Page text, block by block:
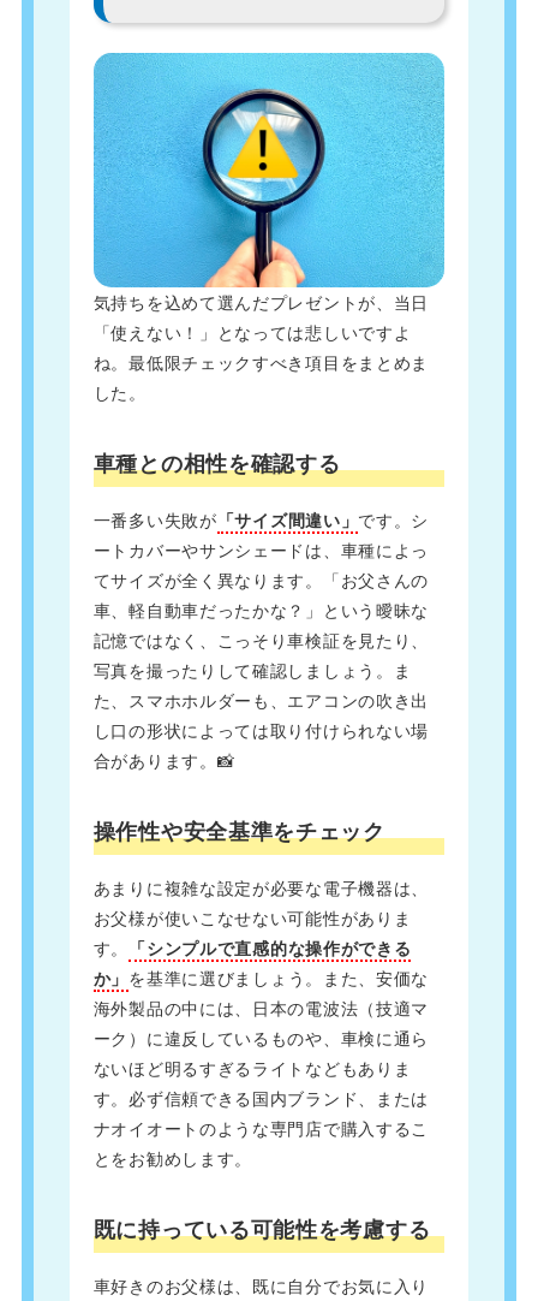
気持ちを込めて選んだプレゼントが、当日
「使えない！」となっては悲しいですよ
ね。最低限チェックすべき項目をまとめま
した。
車種との相性を確認する
一番多い失敗が 「サイズ間違い」 です。シ
ートカバーやサンシェードは、車種によっ
てサイズが全く異なります。「お父さんの
車、軽自動車だったかな？」という曖昧な
記憶ではなく、こっそり車検証を見たり、
写真を撮ったりして確認しましょう。ま
た、スマホホルダーも、エアコンの吹き出
し口の形状によっては取り付けられない場
合があります。📸
操作性や安全基準をチェック
あまりに複雑な設定が必要な電子機器は、
お父様が使いこなせない可能性がありま
す。
「シンプルで直感的な操作ができる
か」 を基準に選びましょう。また、安価な
海外製品の中には、日本の電波法（技適マ
ーク）に違反しているものや、車検に通ら
ないほど明るすぎるライトなどもありま
す。必ず信頼できる国内ブランド、または
ナオイオートのような専門店で購入するこ
とをお勧めします。
既に持っている可能性を考慮する
車好きのお父様は、既に自分でお気に入り